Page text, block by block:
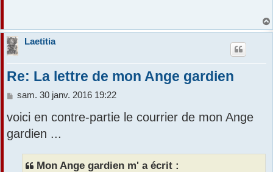
Laetitia
Re: La lettre de mon Ange gardien
M
s
a
sam. 30 janv. 2016 19:22
voici en contre-partie le courrier de mon Ange
gardien ...
Mon Ange gardien m' a écrit :